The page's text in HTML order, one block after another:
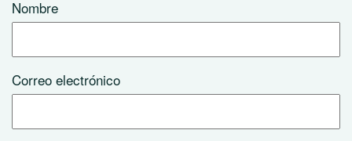
Nombre
Correo electrónico